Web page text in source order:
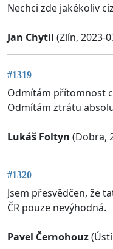
Nechci zde jakékoliv
Jan Chytil (Zlín, 2023-
#1319
Odmítám přítomnost
Odmítám ztrátu
Lukáš Foltyn (Dobra,
#1320
Jsem přesvědčen, že
ČR pouze nevýhodná.
Pavel Černohouz